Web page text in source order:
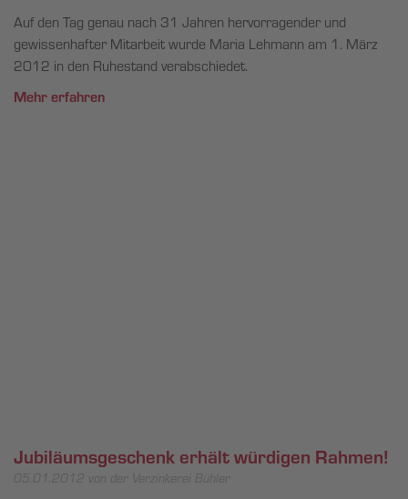
Auf den Tag genau nach 31 Jahren hervorragender und
gewissenhafter Mitarbeit wurde Maria Lehmann am 1. März
2012 in den Ruhestand verabschiedet.
Mehr erfahren
Jubiläumsgeschenk erhält würdigen Rahmen!
05.01.2012 von der Verzinkerei Bühler